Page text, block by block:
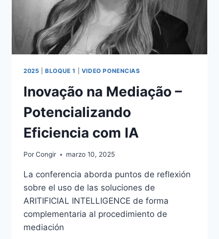
2025 |BLOQUE 1 VIDEO PONENCIAS
Inovação na Mediação –
Potencializando
Eficiencia com IA
PorCongir marzo 10, 2025
La conferencia aborda puntos de reflexión
sobre el uso de las soluciones de
ARITIFICIAL INTELLIGENCE de forma
complementaria al procedimiento de
mediación